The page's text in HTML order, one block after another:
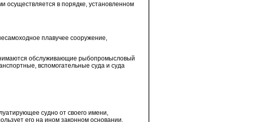
осуществляется в порядке, установленном
плавучее сооружение,
обслуживающие рыбопромысловый
вспомогательные суда и суда
судно от своего имени,
его на ином законном основании.